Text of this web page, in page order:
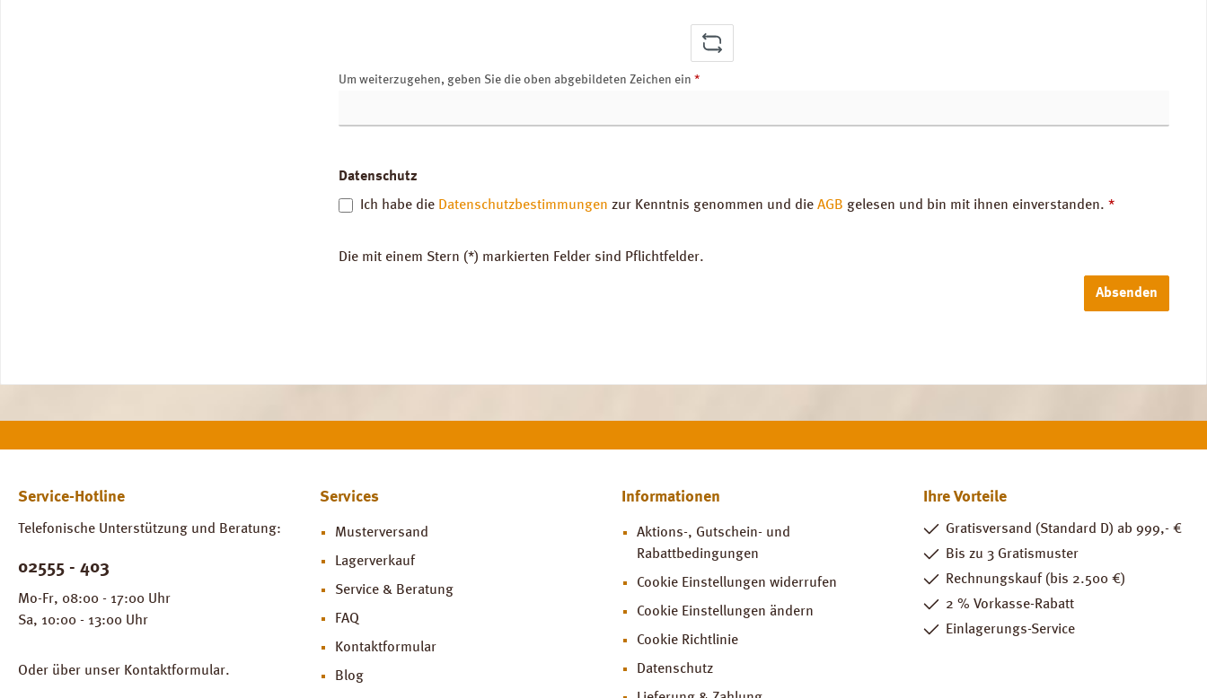
Um weiterzugehen, geben Sie die oben abgebildeten Zeichen ein *
Datenschutz
Ich habe die Datenschutzbestimmungen zur Kenntnis genommen und die AGB gelesen und bin mit ihnen einverstanden. *
Die mit einem Stern (*) markierten Felder sind Pflichtfelder.
Absenden
Service-Hotline
Telefonische Unterstützung und Beratung:
02555 - 403
Mo-Fr, 08:00 - 17:00 Uhr
Sa, 10:00 - 13:00 Uhr
Oder über unser Kontaktformular.
Services
Musterversand
Lagerverkauf
Service & Beratung
FAQ
Kontaktformular
Blog
Informationen
Aktions-, Gutschein- und
Rabattbedingungen
Cookie Einstellungen widerrufen
Cookie Einstellungen ändern
Cookie Richtlinie
Datenschutz
Ihre Vorteile
Gratisversand (Standard D) ab 999,- €
Bis zu 3 Gratismuster
Rechnungskauf (bis 2.500 €)
2 % Vorkasse-Rabatt
Einlagerungs-Service